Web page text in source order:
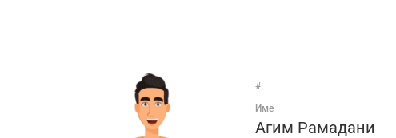
#
Име
Агим Рамадани